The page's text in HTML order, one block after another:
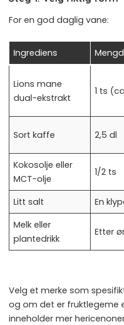
For en god daglig vane:
Ingrediens
Lions mane
dual-ekstrakt
1 ts
Sort kaffe 2,5 dl
Kokosolje eller
MCT-olje
1/2 ts
Litt salt
En
Melk eller
plantedrikk
Etter
Velg et merke som
og om det er fruktlegeme
inneholder mer